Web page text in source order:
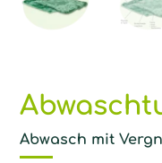
Abwasch mit